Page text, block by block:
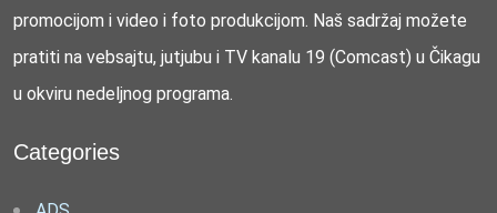
promocijom i video i foto produkcijom. Naš sadržaj možete
pratiti na vebsajtu, jutjubu i TV kanalu 19 (Comcast) u Čikagu
u okviru nedeljnog programa.
Categories